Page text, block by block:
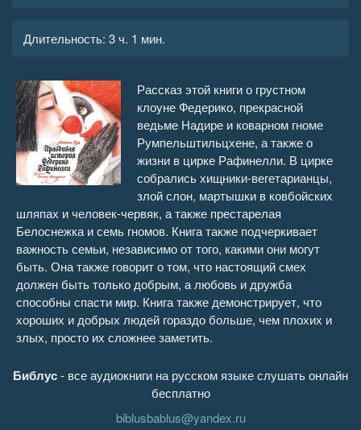
Длительность: 3 ч. 1 мин.
Рассказ этой книги о грустном
клоуне Федерико, прекрасной
ведьме Надире и коварном гноме
Румпельштильцхене, а также о
жизни в цирке Рафинелли. В цирке
собрались хищники-вегетарианцы,
злой слон, мартышки в ковбойских
шляпах и человек-червяк, а также престарелая
Белоснежка и семь гномов. Книга также подчеркивает
важность семьи, независимо от того, какими они могут
быть. Она также говорит о том, что настоящий смех
должен быть только добрым, а любовь и дружба
способны спасти мир. Книга также демонстрирует, что
хороших и добрых людей гораздо больше, чем плохих и
злых, просто их сложнее заметить.
Библус- все аудиокниги на русском языке слушать онлайн
бесплатно
biblusbablus@yandex.ru